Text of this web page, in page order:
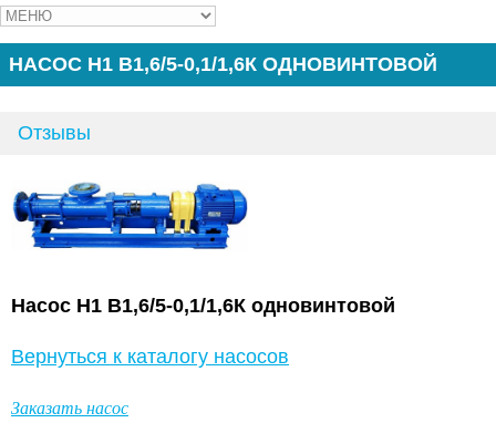
НАСОС Н1 В1,6/5-0,1/1,6К ОДНОВИНТОВОЙ
Отзывы
Насос Н1 В1,6/5-0,1/1,6К одновинтовой
Вернуться к каталогу насосов
Заказать насос